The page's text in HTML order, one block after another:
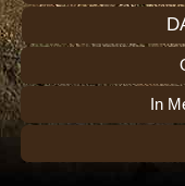
In